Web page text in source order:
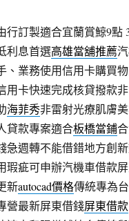
行訂製適合宜蘭賞鯨9點
利息首選高雄當舖推薦
、業務使用信用卡購買
用卡快速完成核貸撥款
海菲秀非雷射光療肌膚
貸款專案適合板橋當鋪
急週轉不能借錯地方創
瑕疵可申辦汽機車借款
新autocad價格傳統專為
營最新屏東借錢屏東借款